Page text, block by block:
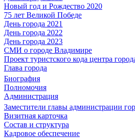
Новый год и Рождество 2020
75 лет Великой Победе
День города 2021
День города 2022
День города 2023
СМИ о городе Владимире
Проект туристского кода центра
Глава города
Биография
Полномочия
Администрация
Заместители главы администрации
Визитная карточка
Состав и структура
Кадровое обеспечение